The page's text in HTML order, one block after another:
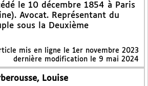
le 10 décembre 1854 à Paris
Avocat. Représentant du
sous la Deuxième
mis en ligne le 1er novembre 2023
dernière modification le 9 mai 2024
Louise